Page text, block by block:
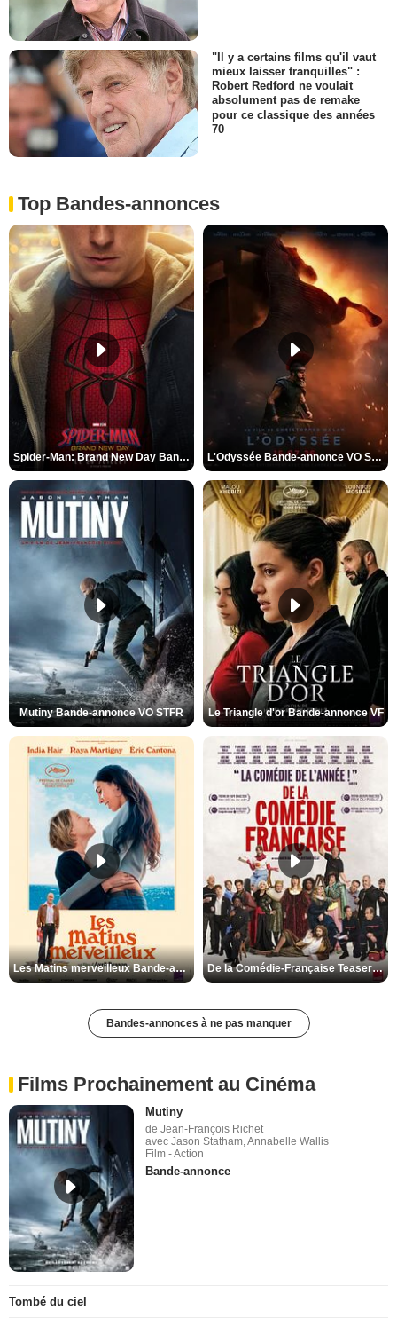
"Il y a certains films qu'il vaut
mieux laisser tranquilles" :
Robert Redford ne voulait
absolument pas de remake
pour ce classique des années
70
Top Bandes-annonces
Spider-Man: Brand New Day Bande-annonce VO STFR L'Odyssée Bande-annonce VO STFR
Mutiny Bande-annonce VO STFR Le Triangle d'or Bande-annonce VF
Les Matins merveilleux Bande-annonce VF De la Comédie-Française Teaser VF
Bandes-annonces à ne pas manquer
Films Prochainement au Cinéma
Mutiny
de Jean-François Richet
avec Jason Statham, Annabelle Wallis
Film - Action
Bande-annonce
Tombé du ciel